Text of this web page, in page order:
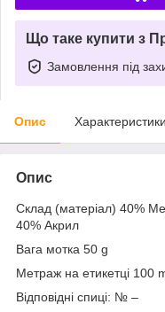
Що таке купити з
Замовлення під
Опис Характеристики
Опис
Склад (матеріал) 40%
40% Акрил
Вага мотка 50 g
Метраж на етикетці 100
Відповідні спиці: № –